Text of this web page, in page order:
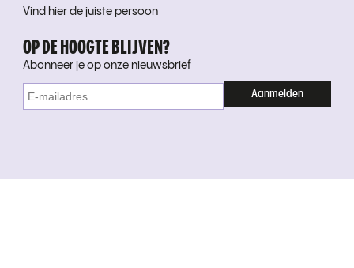
Vind hier de juiste persoon
OP DE HOOGTE BLIJVEN?
Abonneer je op onze nieuwsbrief